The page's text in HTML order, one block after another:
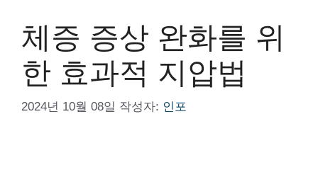
체증 증상 완화를 위
한 효과적 지압법
2024년 10월 08일 작성자: 인포